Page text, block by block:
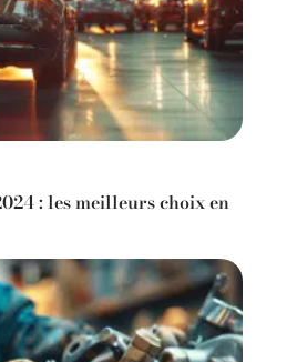
: les meilleurs choix en